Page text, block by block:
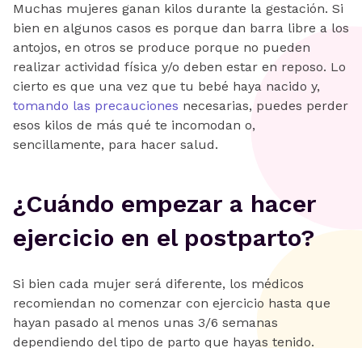
Muchas mujeres ganan kilos durante la gestación. Si
bien en algunos casos es porque dan barra libre a los
antojos, en otros se produce porque no pueden
realizar actividad física y/o deben estar en reposo. Lo
cierto es que una vez que tu bebé haya nacido y,
tomando las precauciones necesarias, puedes perder
esos kilos de más qué te incomodan o,
sencillamente, para hacer salud.
¿Cuándo empezar a hacer
ejercicio en el postparto?
Si bien cada mujer será diferente, los médicos
recomiendan no comenzar con ejercicio hasta que
hayan pasado al menos unas 3/6 semanas
dependiendo del tipo de parto que hayas tenido.